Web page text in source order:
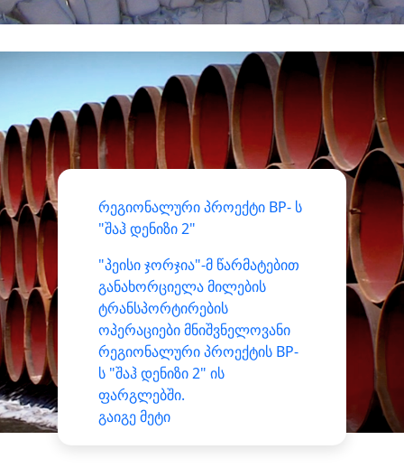
რეგიონალური პროექტი BP- ს
"შაჰ დენიზი 2"
"პეისი ჯორჯია"-მ წარმატებით
განახორციელა მილების
ტრანსპორტირების
ოპერაციები მნიშვნელოვანი
რეგიონალური პროექტის BP-
ს "შაჰ დენიზი 2" ის
ფარგლებში.
გაიგე მეტი